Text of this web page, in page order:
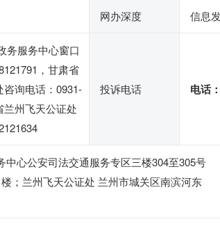
网办深度 信息
务服务中心窗口
，甘肃省
询电话：0931-
兰州飞天公证处
投诉电话 电话：
心公安司法交通服务专区三楼304至305号
；兰州飞天公证处 兰州市城关区南滨河东